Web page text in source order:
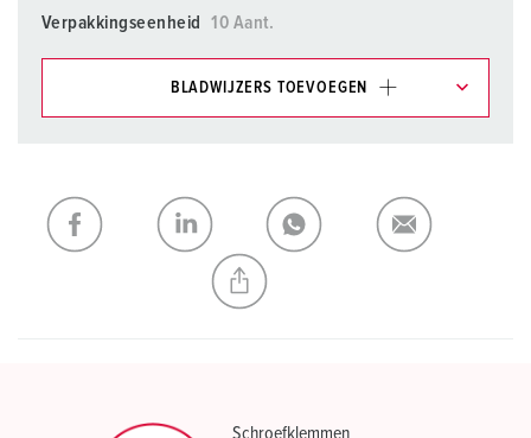
Verpakkingseenheid
10 Aant.
BLADWIJZERS TOEVOEGEN
Mijn lijst TOEVOEGEN
NIEUW LIJST MAKEN
Schroefklemmen